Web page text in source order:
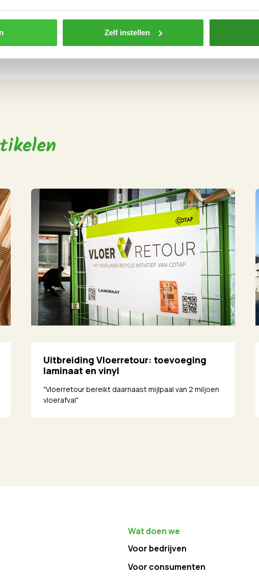
Zelf instellen
Uitbreiding Vloerretour: toevoeging
laminaat en vinyl
"Vloerretour bereikt daarnaast mijlpaal van 2 miljoen
vloerafval"
Wat doen we
Voor bedrijven
Voor consumenten